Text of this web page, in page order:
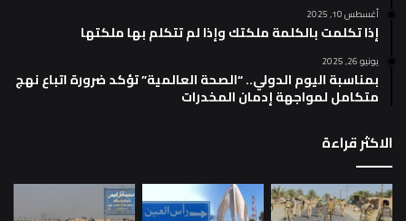
أغسطس 10, 2025
إذا تكلمت بالكلمة ملكتك وإذا لم تتكلم بها ملكتها
يونيو 26, 2025
بمناسبة اليوم الدولي.. “الصحة العالمية” تؤكد ضرورة اتباع نهج
متكامل لمواجهة إدمان المخدرات
الاكثر قراءة